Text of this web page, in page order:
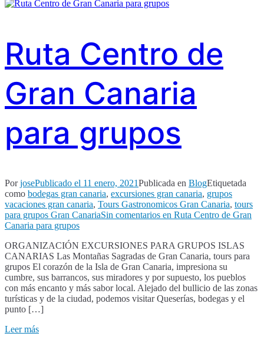
Ruta Centro de
Gran Canaria
para grupos
PorjosePublicado el 11 enero, 2021Publicada en BlogEtiquetada
como bodegas gran canaria, excursiones gran canaria, grupos
vacaciones gran canaria, Tours Gastronomicos Gran Canaria, tours
para grupos Gran CanariaSin comentarios en Ruta Centro de Gran
Canaria para grupos
ORGANIZACIÓN EXCURSIONES PARA GRUPOS ISLAS
CANARIAS Las Montañas Sagradas de Gran Canaria, tours para
grupos El corazón de la Isla de Gran Canaria, impresiona su
cumbre, sus barrancos, sus miradores y por supuesto, los pueblos
con más encanto y más sabor local. Alejado del bullicio de las zonas
turísticas y de la ciudad, podemos visitar Queserías, bodegas y el
punto […]
Leer más